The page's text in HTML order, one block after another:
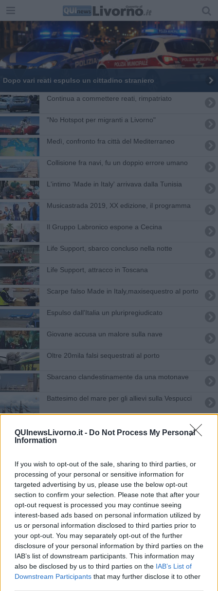
QUInewsLivorno.it - Do Not Process My Personal
Information
If you wish to opt-out of the sale, sharing to third parties, or
processing of your personal or sensitive information for
targeted advertising by us, please use the below opt-out
section to confirm your selection. Please note that after your
opt-out request is processed you may continue seeing
interest-based ads based on personal information utilized by
us or personal information disclosed to third parties prior to
your opt-out. You may separately opt-out of the further
disclosure of your personal information by third parties on the
IAB’s list of downstream participants. This information may
also be disclosed by us to third parties on the IAB’s List of
Downstream Participants that may further disclose it to other
Dopo vari reati espulso un cittadino straniero
Continua a commettere reati, rimpatriato
"No Hotspot per migranti a Livorno"
Medì, confronto fra città del Mediterraneo
Collisione fra navi, fu un doppio errore umano
L'intimo 'Made in Italy' arrivava dalla Tunisia
Musicastrada 2019, XX edizione, il programma
Il Gruppo Labronico espone a Cecina
Life Support, sbarco concluso nella notte
Life Support, attracco in Toscana
Scarpe falso Made in Italy,maxisequestro al porto
Espulso dall'Italia un pluripregiudicato
Giovane accusa un malore sulla nave
Oltre 20mila falsi sequestrati al porto
Sbarcano clandestinamente da una motonave
Battesimo del mare per gli allievi sulla Vespucci
Innovazione e logistica, progetto supera i confini
Con la droga sullo scooter rubato
Life Support attesa in Toscana, a bordo 69
migranti
Spaccio di droga, una denuncia e un rimpatrio
Adsp, Gariglio riceve il console tunisino
Livorno ospita la vela internazionale
Prospettive sui porti dalla Università Bocconi